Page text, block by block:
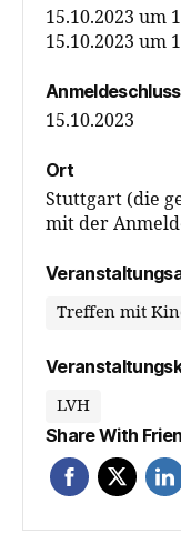
15.10.2023 um
15.10.2023 um
Anmeldeschluss
15.10.2023
Ort
Stuttgart (die
mit der
Treffen mit
LVH
Share With